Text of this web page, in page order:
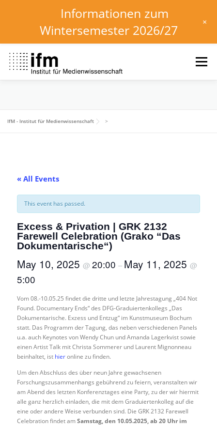
content
Menu
IfM - Institut für Medienwissenschaft >
« All Events
This event has passed.
Excess & Privation | GRK 2132
Farewell Celebration (Grako “Das
Dokumentarische“)
May 10, 2025 @ 20:00 – May 11, 2025 @
5:00
Vom 08.-10.05.25 findet die dritte und letzte Jahrestagung „404 Not
Found. Documentary Ends“ des DFG-Graduiertenkollegs „Das
Dokumentarische. Exzess und Entzug“ im Kunstmuseum Bochum
statt. Das Programm der Tagung, das neben verschiedenen Panels
u.a. auch Keynotes von Wendy Chun und Amanda Lagerkvist sowie
einen Artist Talk mit Christa Sommerer und Laurent Mignonneau
beinhaltet, ist hieronline zu finden.
Um den Abschluss des über neun Jahre gewachsenen
Forschungszusammenhangs gebührend zu feiern, veranstalten wir
am Abend des letzten Konferenztages eine Party, zu der wir hiermit
alle ganz herzlich einladen, die mit dem Graduiertenkolleg auf die
eine oder andere Weise verbunden sind. Die GRK 2132 Farewell
Celebration findet amSamstag, den 10.05.2025, ab 20 Uhr im
Informationen zum
Wintersemester 2026/27
+